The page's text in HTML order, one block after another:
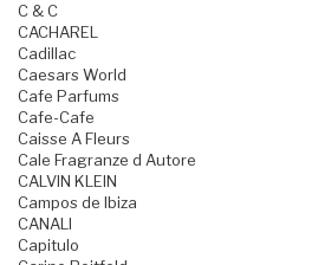
C & C
CACHAREL
Cadillac
Caesars World
Cafe Parfums
Cafe-Cafe
Caisse A Fleurs
Cale Fragranze d Autore
CALVIN KLEIN
Campos de Ibiza
CANALI
Capitulo